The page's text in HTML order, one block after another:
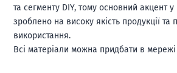
та сегменту DIY, тому основний акцент у
зроблено на високу якість продукції та
використання.
Всі матеріали можна придбати в мережі